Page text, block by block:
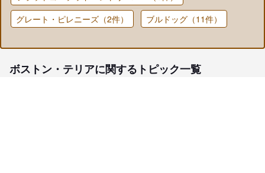
グレート・ピレニーズ（2件）
ブルドッグ（11件）
ボストン・テリアに関するトピック一覧